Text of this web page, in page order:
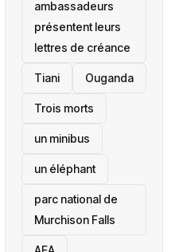
ambassadeurs
présentent leurs
lettres de créance
Tiani ‎Ouganda
Trois morts
un minibus
un éléphant
parc national de
Murchison Falls